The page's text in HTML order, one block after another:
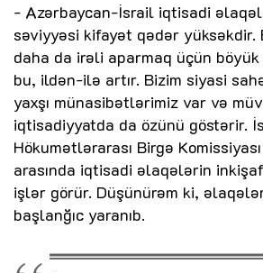
- Azərbaycan-İsrail iqtisadi
səviyyəsi kifayət qədər yüksəkdir.
daha da irəli aparmaq üçün
bu, ildən-ilə artır. Bizim siyasi
yaxşı münasibətlərimiz var və
iqtisadiyyatda da özünü göstərir.
Hökumətlərarası Birgə
arasında iqtisadi əlaqələrin
işlər görür. Düşünürəm ki,
başlanğıc yaranıb.